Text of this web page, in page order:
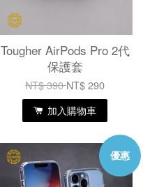
Tougher AirPods Pro 2代
保護套
NT$ 390NT$ 290
加入購物車
優惠